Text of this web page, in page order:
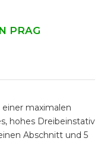
PRAG
maximalen
hohes Dreibeinstativ
Abschnitt und 5